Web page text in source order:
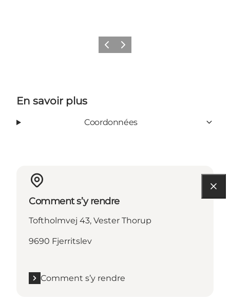
PrécédentSuivant
En savoir plus
Coordonnées
Comment s’y rendre
Toftholmvej 43, Vester Thorup
9690 Fjerritslev
Comment s’y rendre